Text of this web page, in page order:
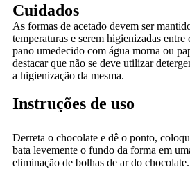
Cuidados
As formas de acetado devem ser
temperaturas e serem higienizadas
pano umedecido com água morna ou
destacar que não se deve utilizar
a higienização da mesma.
Instruções de uso
Derreta o chocolate e dê o ponto,
bata levemente o fundo da forma em
eliminação de bolhas de ar do chocolate.